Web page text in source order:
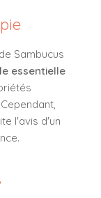
Sambucus
essentielle
l'avis d'un